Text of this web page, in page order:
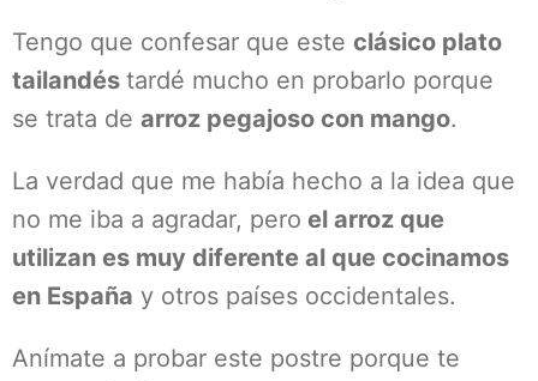
Tengo que confesar que este clásico plato
tailandés tardé mucho en probarlo porque
se trata de arroz pegajoso con mango.
La verdad que me había hecho a la idea que
no me iba a agradar, pero el arroz que
utilizan es muy diferente al que cocinamos
en España y otros países occidentales.
Anímate a probar este postre porque te